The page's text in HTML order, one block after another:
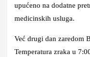
upućeno na dodatne
medicinskih usluga.
Već drugi dan zaredom
Temperatura zraka u